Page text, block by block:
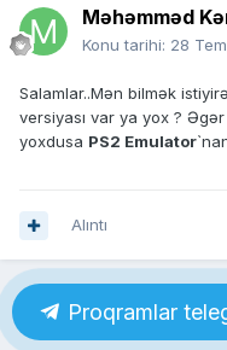
Məhəmməd
Konu tarihi: 28
Salamlar..Mən bilmək
versiyası var ya yox ?
yoxdusa PS2 Emulator
Alıntı
Proqramlar